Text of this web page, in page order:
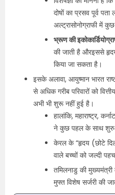
दोषों का प्रसव पूर्व पता
अल्ट्रासोनोग्राफी में
भ्रूण की
की जाती है औरइससे
किया जा सकता है।
इसके अलावा, आयुष्मान भारत
से अधिक गरीब परिवारों को
अभी भी शुरू नहीं हुई है।
हालांकि, महाराष्ट्र,
ने कुछ पहल के साथ
केरल के “हृदय (छोटे
वाले बच्चों को जल्दी
तमिलनाडु की मुख्यमंत्री
मुफ्त विशेष सर्जरी की